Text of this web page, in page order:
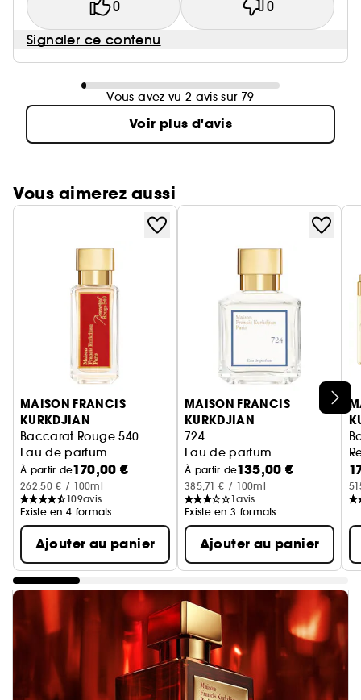
0 0
Signaler ce contenu
Vous avez vu 2 avis sur 79
Voir plus d'avis
Vous aimerez aussi
Ignorer le carrousel produits
MAISON FRANCIS
KURKDJIAN
Baccarat Rouge 540
Eau de parfum
À partir de170,00 €
262,50 € / 100ml
109avis
Existe en 4 formats
Ajouter au panier
MAISON FRANCIS
KURKDJIAN
724
Eau de parfum
À partir de135,00 €
385,71 € / 100ml
1avis
Existe en 3 formats
Ajouter au panier